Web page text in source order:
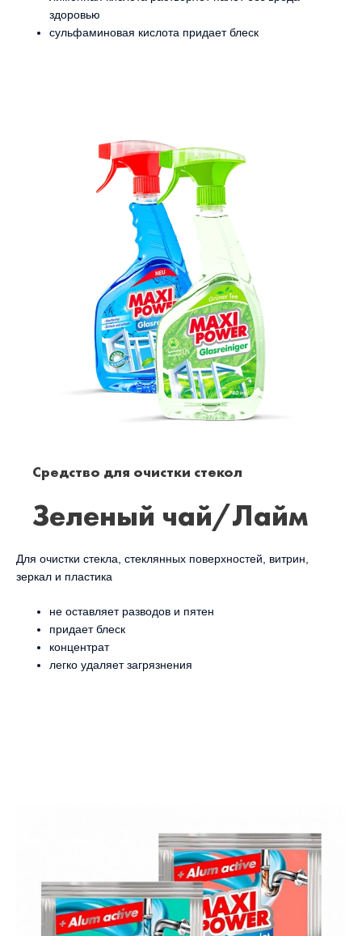
здоровью
сульфаминовая кислота придает блеск
Средство для очистки стекол
Зеленый чай/Лайм
Для очистки стекла, стеклянных поверхностей, витрин,
зеркал и пластика
не оставляет разводов и пятен
придает блеск
концентрат
легко удаляет загрязнения